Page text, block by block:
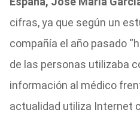
cifras, ya que según un
compañía el año pasado
de las personas utilizaba
información al médico
actualidad utiliza Internet